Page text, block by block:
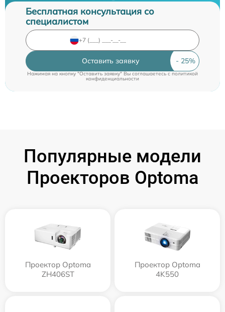
Бесплатная консультация со
специалистом
Оставить заявку
Нажимая на кнопку "Оставить заявку" Вы соглашаетесь cполитикой
конфиденциальности
Популярные модели
Проекторов Optoma
Проектор Optoma
ZH406ST
Проектор Optoma
4K550